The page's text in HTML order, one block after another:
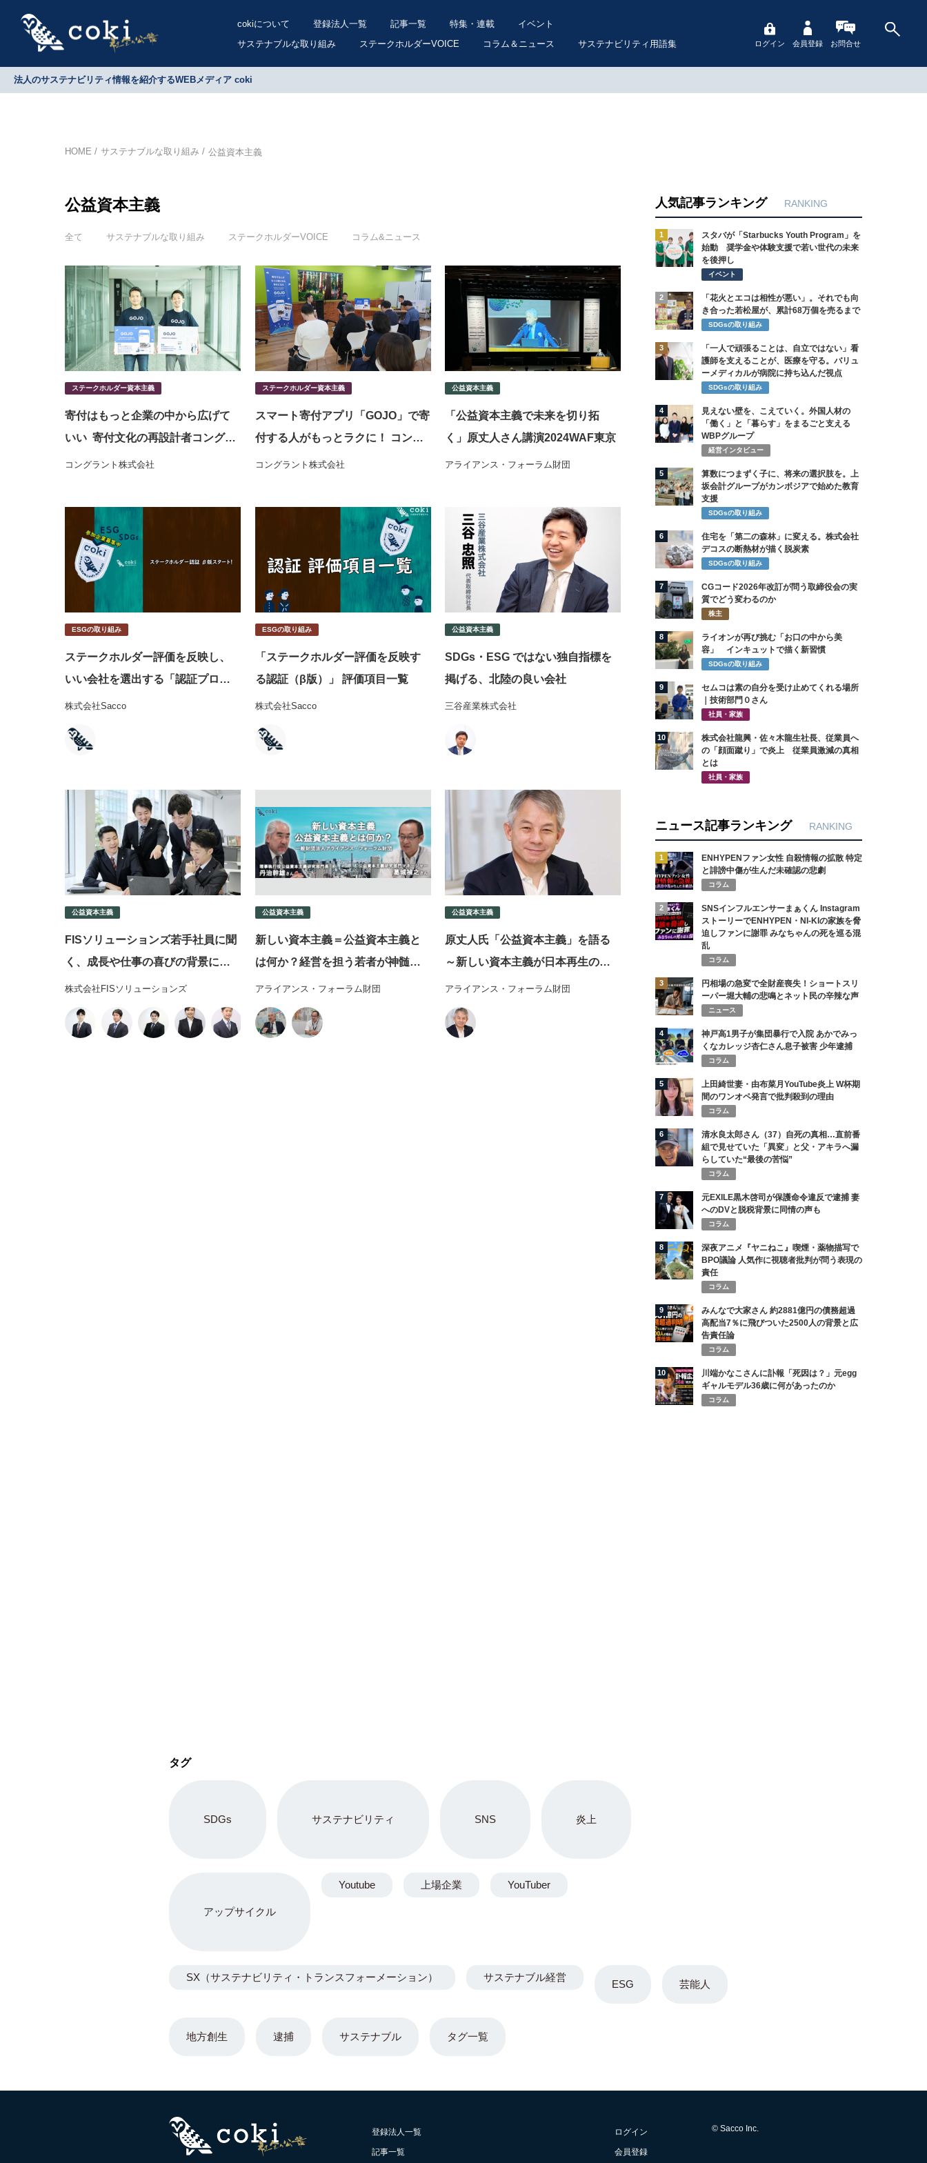
cokiについて 登録法人一覧 記事一覧 特集・連載
イベント
サステナブルな取り組み
ステークホルダーVOICE コラム＆ニュース サステナビリティ用語集 ログイン 会員登録 お問合せ
法人のサステナビリティ情報を紹介するWEBメディア coki
HOME サステナブルな取り組み 公益資本主義
公益資本主義
全て サステナブルな取り組み ステークホルダーVOICE コラム&ニュース
ステークホルダー資本主義
寄付はもっと企業の中から広げて
いい 寄付文化の再設計者コングラ
ントのGOJOが描く、企業価値向上
コングラント株式会社
ステークホルダー資本主義
スマート寄付アプリ「GOJO」で寄
付する人がもっとラクに！ コング
ラントが挑む“寄付体験の再設計”
コングラント株式会社
公益資本主義
「公益資本主義で未来を切り拓
く」原丈人さん講演2024WAF東京
アライアンス・フォーラム財団
ESGの取り組み
ステークホルダー評価を反映し、
いい会社を選出する「認証プロジ
ェクト（β版）」をスタート。PoC
株式会社Sacco
ESGの取り組み
「ステークホルダー評価を反映す
る認証（β版）」 評価項目一覧
株式会社Sacco
公益資本主義
SDGs・ESG ではない独自指標を
掲げる、北陸の良い会社
三谷産業株式会社
公益資本主義
FISソリューションズ若手社員に聞
く、成長や仕事の喜びの背景にあ
る「公益資本主義」の実践
株式会社FISソリューションズ
公益資本主義
新しい資本主義＝公益資本主義と
は何か？経営を担う若者が神髄を
自ら掴み取る実践研修 一般財団法
人アライアンス・フォーラム財団
アライアンス・フォーラム財団
公益資本主義
原丈人氏「公益資本主義」を語る
～新しい資本主義が日本再生の鍵
を握る
アライアンス・フォーラム財団
人気記事ランキング RANKING
1
スタバが「Starbucks Youth Program」を
始動 奨学金や体験支援で若い世代の未来
を後押し
イベント
2
「花火とエコは相性が悪い」。それでも向
き合った若松屋が、累計68万個を売るまで
SDGsの取り組み
3
「一人で頑張ることは、自立ではない」看
護師を支えることが、医療を守る。バリュ
ーメディカルが病院に持ち込んだ視点
SDGsの取り組み
4
見えない壁を、こえていく。外国人材の
「働く」と「暮らす」をまるごと支える
WBPグループ
経営インタビュー
5
算数につまずく子に、将来の選択肢を。上
坂会計グループがカンボジアで始めた教育
支援
SDGsの取り組み
6
住宅を「第二の森林」に変える。株式会社
デコスの断熱材が描く脱炭素
SDGsの取り組み
7
CGコード2026年改訂が問う取締役会の実
質でどう変わるのか
株主
8
ライオンが再び挑む「お口の中から美
容」 インキュットで描く新習慣
SDGsの取り組み
9
セムコは素の自分を受け止めてくれる場所
｜技術部門０さん
社員・家族
10
株式会社龍興・佐々木龍生社長、従業員へ
の「顔面蹴り」で炎上 従業員激減の真相
とは
社員・家族
ニュース記事ランキング RANKING
1
ENHYPENファン女性 自殺情報の拡散 特定
と誹謗中傷が生んだ未確認の悲劇
コラム
2
SNSインフルエンサーまぁくん Instagram
ストーリーでENHYPEN・NI-KIの家族を脅
迫しファンに謝罪 みなちゃんの死を巡る混
乱
コラム
3
円相場の急変で全財産喪失！ショートスリ
ーパー堀大輔の悲鳴とネット民の辛辣な声
ニュース
4
神戸高1男子が集団暴行で入院 あかでみっ
くなカレッジ杏仁さん息子被害 少年逮捕
コラム
5
上田綺世妻・由布菜月YouTube炎上 W杯期
間のワンオペ発言で批判殺到の理由
コラム
6
清水良太郎さん（37）自死の真相…直前番
組で見せていた「異変」と父・アキラへ漏
らしていた“最後の苦悩”
コラム
7
元EXILE黒木啓司が保護命令違反で逮捕 妻
へのDVと脱税背景に同情の声も
コラム
8
深夜アニメ『ヤニねこ』喫煙・薬物描写で
BPO議論 人気作に視聴者批判が問う表現の
責任
コラム
9
みんなで大家さん 約2881億円の債務超過
高配当7％に飛びついた2500人の背景と広
告責任論
コラム
10
川端かなこさんに訃報「死因は？」元egg
ギャルモデル36歳に何があったのか
コラム
タグ
SDGs サステナビリティ SNS 炎上
アップサイクル
ESG 芸能人
地方創生 逮捕 サステナブル
Youtube 上場企業 YouTuber
SX（サステナビリティ・トランスフォーメーション） サステナブル経営
タグ一覧
登録法人一覧
記事一覧
ログイン
会員登録
© Sacco Inc.